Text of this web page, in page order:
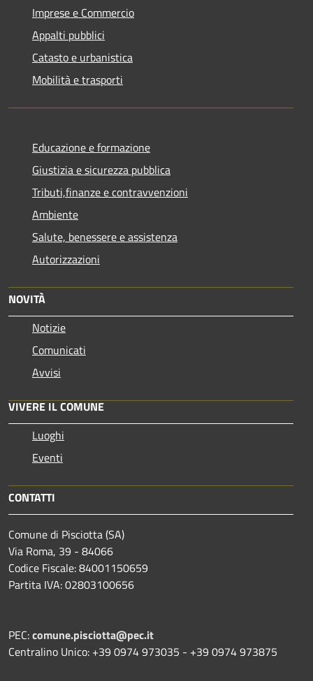
Imprese e Commercio
Appalti pubblici
Catasto e urbanistica
Mobilità e trasporti
Educazione e formazione
Giustizia e sicurezza pubblica
Tributi,finanze e contravvenzioni
Ambiente
Salute, benessere e assistenza
Autorizzazioni
NOVITÀ
Notizie
Comunicati
Avvisi
VIVERE IL COMUNE
Luoghi
Eventi
CONTATTI
Comune di Pisciotta (SA)
Via Roma, 39 - 84066
Codice Fiscale: 84001150659
Partita IVA: 02803100656
PEC:comune.pisciotta@pec.it
Centralino Unico: +39 0974 973035 - +39 0974 973875